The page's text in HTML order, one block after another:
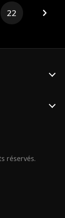
au charme de
22
réservés.